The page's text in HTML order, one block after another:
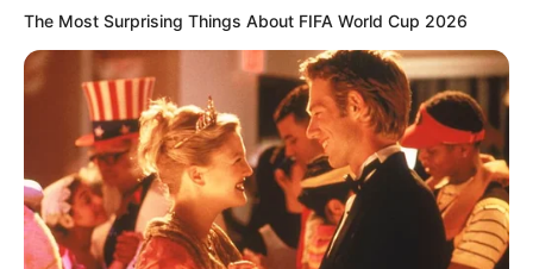
Adatvédelmi irányelvek
Általános Szerződési Feltételek
Test Page
Copyright © 2026Magyarvilag.com.
The Most Surprising Things About FIFA World Cup 2026